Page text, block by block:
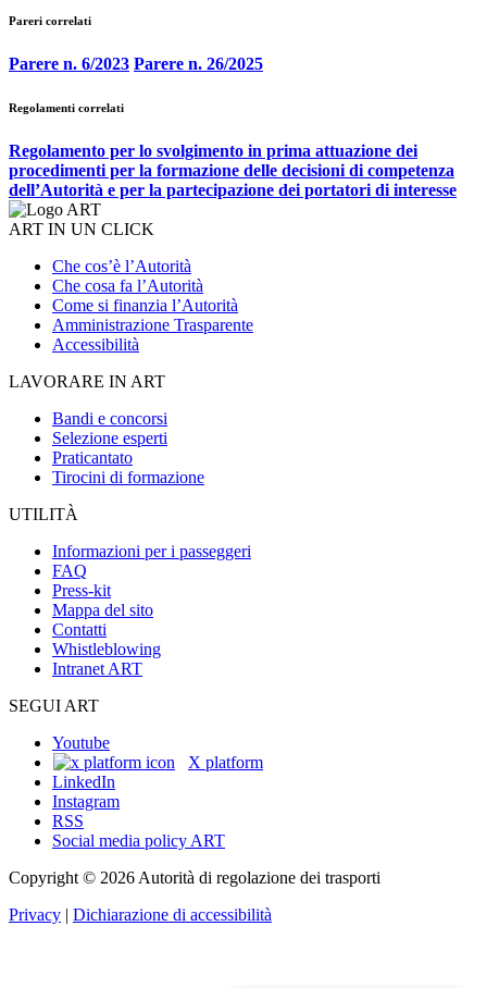
Pareri correlati
Parere n. 6/2023 Parere n. 26/2025
Regolamenti correlati
Regolamento per lo svolgimento in prima attuazione dei
procedimenti per la formazione delle decisioni di competenza
dell’Autorità e per la partecipazione dei portatori di interesse
ART IN UN CLICK
Che cos’è l’Autorità
Che cosa fa l’Autorità
Come si finanzia l’Autorità
Amministrazione Trasparente
Accessibilità
LAVORARE IN ART
Bandi e concorsi
Selezione esperti
Praticantato
Tirocini di formazione
UTILITÀ
Informazioni per i passeggeri
FAQ
Press-kit
Mappa del sito
Contatti
Whistleblowing
Intranet ART
SEGUI ART
Youtube
X platform
LinkedIn
Instagram
RSS
Social media policy ART
Copyright © 2026 Autorità di regolazione dei trasporti
Privacy | Dichiarazione di accessibilità